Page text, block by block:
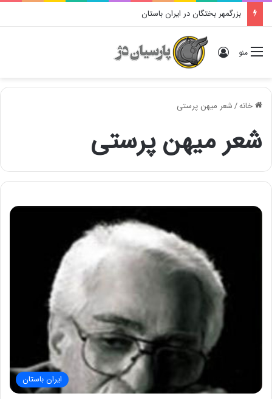
بزرگمهر بختگان در ایران باستان
منو ورود
خانه/شعر میهن پرستی
شعر میهن پرستی
ایران باستان